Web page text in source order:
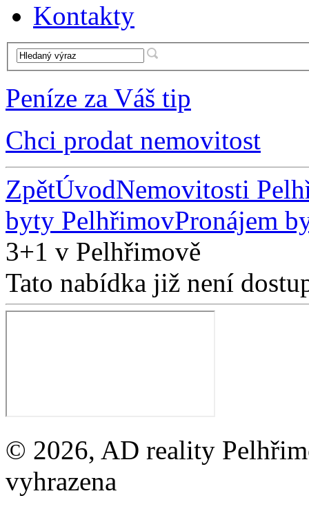
Kontakty
Peníze za Váš tip
Chci prodat nemovitost
ZpětÚvodNemovitosti
byty PelhřimovPronájem
3+1 v Pelhřimově
Tato nabídka již není
© 2026, AD reality
vyhrazena